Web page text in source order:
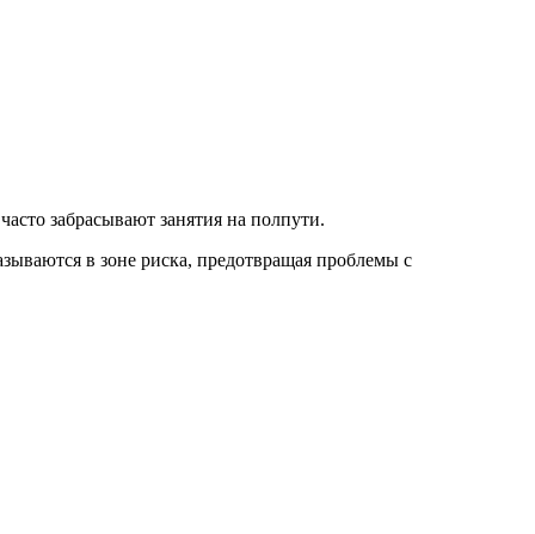
забрасывают занятия на полпути.
в зоне риска, предотвращая проблемы с